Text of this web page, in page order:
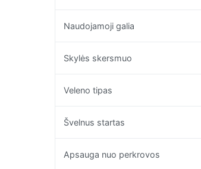
Naudojamoji galia
Skylės skersmuo
Veleno tipas
Švelnus startas
Apsauga nuo perkrovos